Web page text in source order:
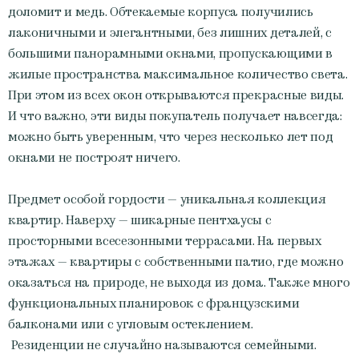
доломит и медь. Обтекаемые корпуса получились
лаконичными и элегантными, без лишних деталей, с
большими панорамными окнами, пропускающими в
жилые пространства максимальное количество света.
При этом из всех окон открываются прекрасные виды.
И что важно, эти виды покупатель получает навсегда:
можно быть уверенным, что через несколько лет под
окнами не построят ничего.
Предмет особой гордости — уникальная коллекция
квартир. Наверху — шикарные пентхаусы с
просторными всесезонными террасами. На первых
этажах — квартиры с собственными патио, где можно
оказаться на природе, не выходя из дома. Также много
функциональных планировок с французскими
балконами или с угловым остеклением.
Резиденции не случайно называются семейными.